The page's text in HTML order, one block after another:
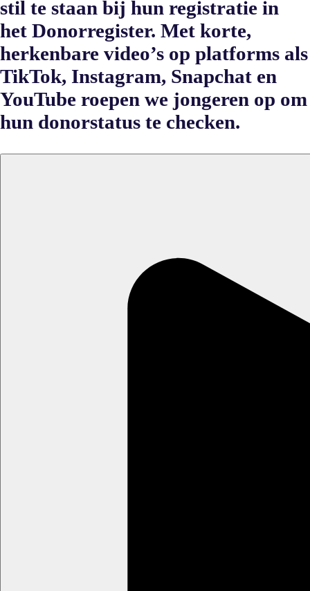
stil te staan bij hun registratie in
het Donorregister. Met korte,
herkenbare video’s op platforms als
TikTok, Instagram, Snapchat en
YouTube roepen we jongeren op om
hun donorstatus te checken.